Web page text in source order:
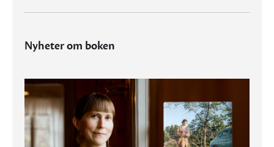
Nyheter om boken